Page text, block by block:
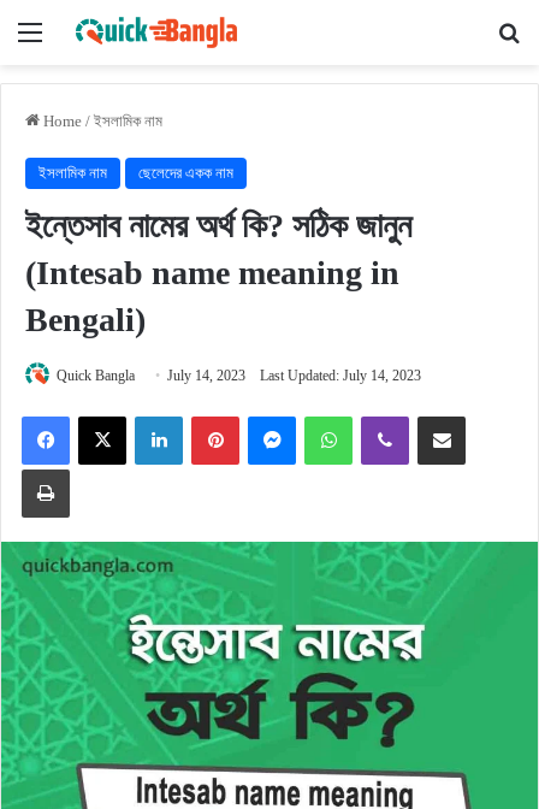
Menu
Home / ইসলামিক নাম
ইসলামিক নাম ছেলেদের একক নাম
ইন্তেসাব নামের অর্থ কি? সঠিক জানুন
(Intesab name meaning in
Bengali)
Quick Bangla July 14, 2023 Last Updated: July 14, 2023
FacebookX LinkedInPinterestMessengerWhatsAppViber Share via Email
Print